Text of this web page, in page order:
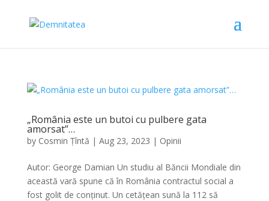
„România este un butoi cu pulbere gata
amorsat”…
by Cosmin Țîntă | Aug 23, 2023 | Opinii
Autor: George Damian Un studiu al Băncii Mondiale din
această vară spune că în România contractul social a
fost golit de conținut. Un cetățean sună la 112 să